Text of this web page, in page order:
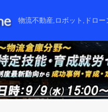
物流不動産,ロボット,ドロ